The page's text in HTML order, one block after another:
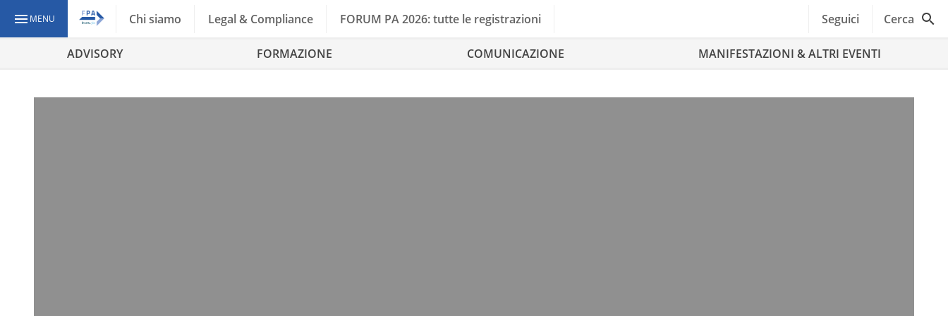
MENU Chi siamo Legal & Compliance FORUM PA 2026: tutte le registrazioni Seguici Cerca
ADVISORY FORMAZIONE COMUNICAZIONE MANIFESTAZIONI & ALTRI EVENTI